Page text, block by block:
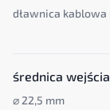
dławnica kablowa
średnica
⌀ 22,5 mm